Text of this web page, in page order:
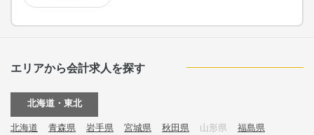
エリアから会計求人を探す
北海道・東北
北海道 青森県 岩手県 宮城県 秋田県 山形県 福島県